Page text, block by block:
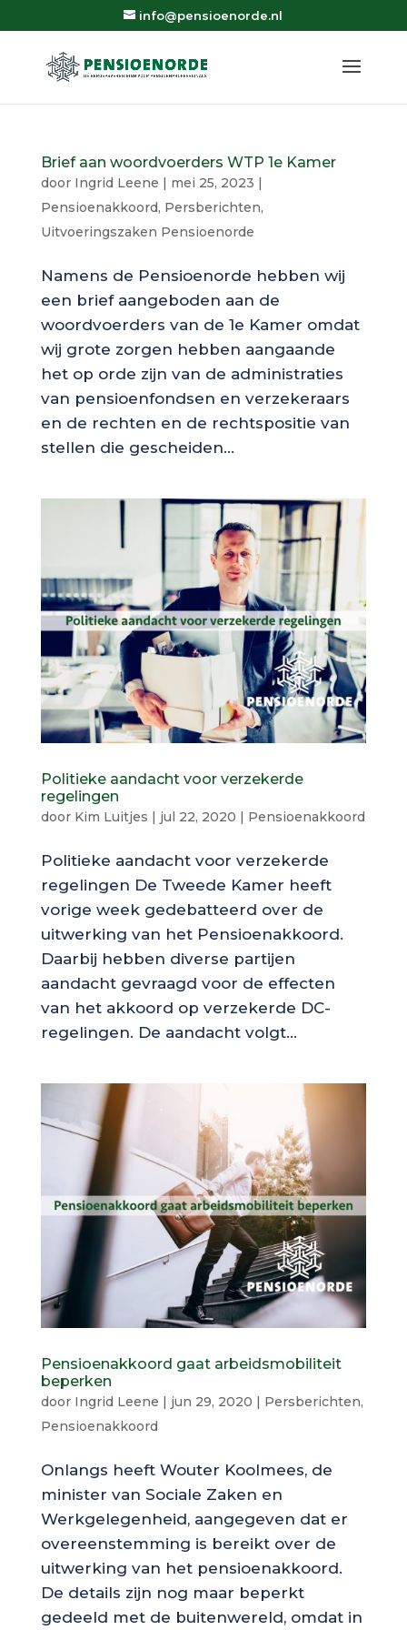
info@pensioenorde.nl
Brief aan woordvoerders WTP 1e Kamer
door Ingrid Leene | mei 25, 2023 |
Pensioenakkoord, Persberichten,
Uitvoeringszaken Pensioenorde
Namens de Pensioenorde hebben wij
een brief aangeboden aan de
woordvoerders van de 1e Kamer omdat
wij grote zorgen hebben aangaande
het op orde zijn van de administraties
van pensioenfondsen en verzekeraars
en de rechten en de rechtspositie van
stellen die gescheiden...
Politieke aandacht voor verzekerde
regelingen
door Kim Luitjes | jul 22, 2020 | Pensioenakkoord
Politieke aandacht voor verzekerde
regelingen De Tweede Kamer heeft
vorige week gedebatteerd over de
uitwerking van het Pensioenakkoord.
Daarbij hebben diverse partijen
aandacht gevraagd voor de effecten
van het akkoord op verzekerde DC-
regelingen. De aandacht volgt...
Pensioenakkoord gaat arbeidsmobiliteit
beperken
door Ingrid Leene | jun 29, 2020 | Persberichten,
Pensioenakkoord
Onlangs heeft Wouter Koolmees, de
minister van Sociale Zaken en
Werkgelegenheid, aangegeven dat er
overeenstemming is bereikt over de
uitwerking van het pensioenakkoord.
De details zijn nog maar beperkt
gedeeld met de buitenwereld, omdat in